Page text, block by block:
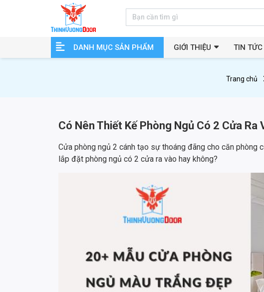
DANH MỤC SẢN PHẨM GIỚI THIỆU TIN TỨC
Trang chủ
Có Nên Thiết Kế Phòng Ngủ Có 2 Cửa Ra
Cửa phòng ngủ 2 cánh tạo sự thoáng đãng cho căn phòng
lắp đặt phòng ngủ có 2 cửa ra vào hay không?